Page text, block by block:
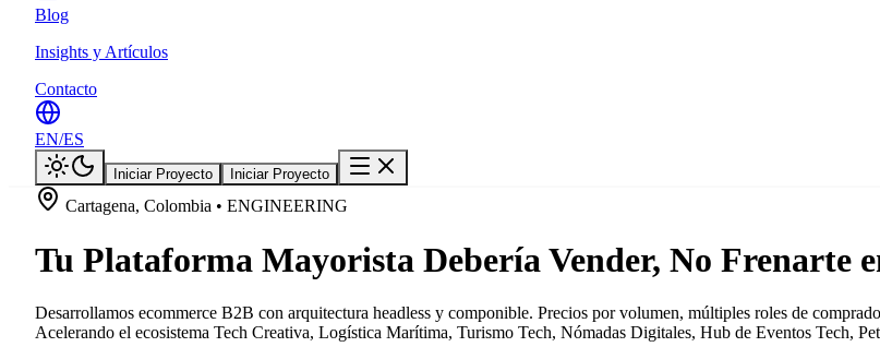
Blog
Insights y Artículos
Contacto
EN/ES
Iniciar Proyecto Iniciar Proyecto
Cartagena, Colombia • ENGINEERING
Tu Plataforma Mayorista Debería Vender, No Frenarte
Desarrollamos ecommerce B2B con arquitectura headless y componible. Precios por volumen, múltiples roles de
Acelerando el ecosistema Tech Creativa, Logística Marítima, Turismo Tech, Nómadas Digitales, Hub de Eventos Tech,